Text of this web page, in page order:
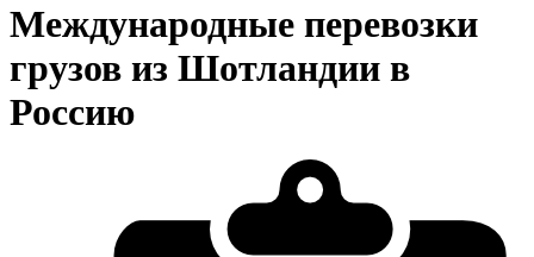
Международные перевозки
грузов из Шотландии в
Россию